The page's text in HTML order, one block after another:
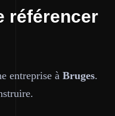
référencer
entreprise à Bruges.